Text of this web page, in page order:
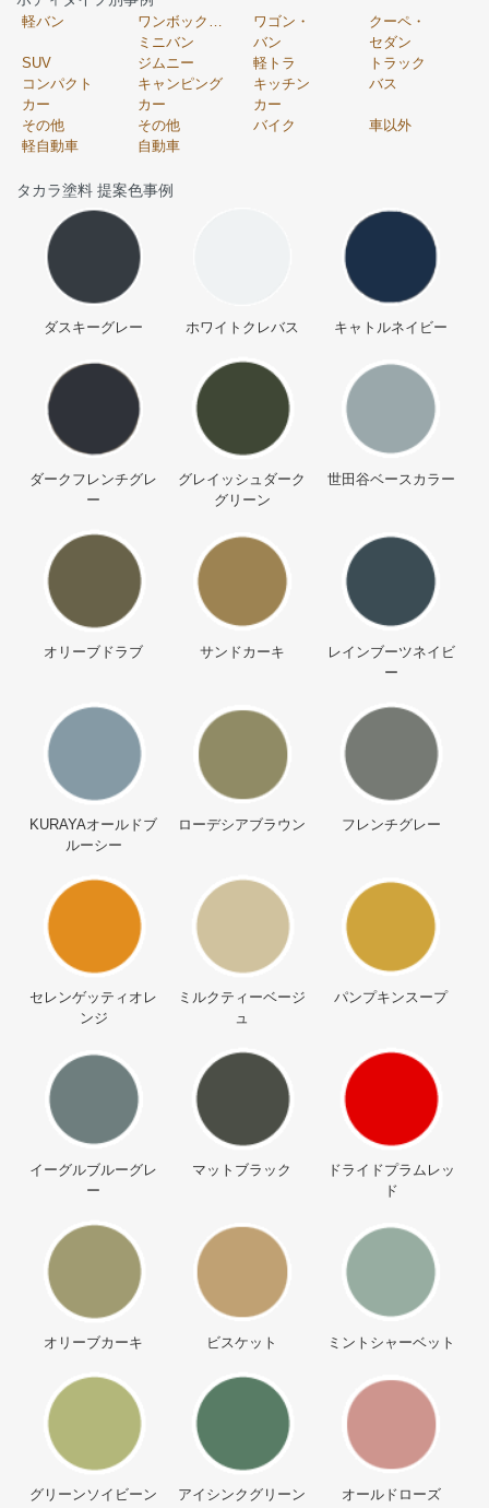
軽バン
ミニバン
ワゴン・
バン
クーペ・
セダン
SUV
ジムニー 軽トラ
トラック
コンパクト
カー
キャンピング
カー
キッチン
カー
バス
その他
軽自動車
その他
自動車
バイク 車以外
タカラ塗料 提案色事例
ダスキーグレー ホワイトクレバス キャトルネイビー
ダークフレンチグレ
ー
グレイッシュダーク
グリーン
世田谷ベースカラー
オリーブドラブ サンドカーキ
レインブーツネイビ
ー
KURAYAオールドブ
ルーシー
ローデシアブラウン フレンチグレー
セレンゲッティオレ
ンジ
ミルクティーベージ
ュ
パンプキンスープ
イーグルブルーグレ
ー
マットブラック
ドライドプラムレッ
ド
オリーブカーキ ビスケット ミントシャーベット
グリーンソイビーン
アイシンクグリーン オールドローズ